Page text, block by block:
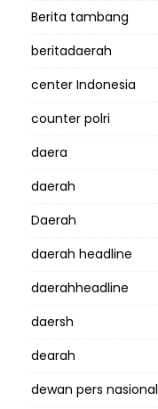
Berita tambang
beritadaerah
center Indonesia
counter polri
daera
daerah
Daerah
daerah headline
daerahheadline
daersh
dearah
dewan pers nasional